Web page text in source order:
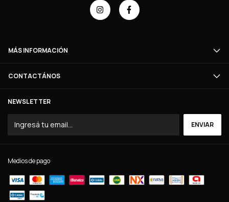
MÁS INFORMACIÓN
CONTACTÁNOS
NEWSLETTER
Medios de pago